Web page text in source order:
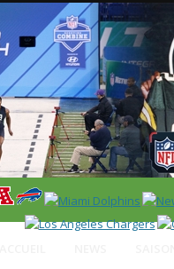
News en français sur la NFL et le